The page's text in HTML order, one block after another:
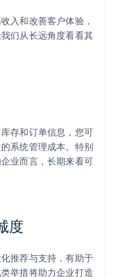
入和改善客户体验，
们从长远角度看看其
存和订单信息，您可
系统管理成本。特别
业而言，长期来看可
度
推荐与支持，有助于
举措将助力企业打造